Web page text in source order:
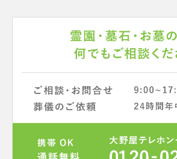
岩槻光輪浄苑 現地ご案内会の